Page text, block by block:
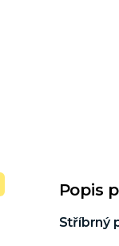
Popis
Stříbrný